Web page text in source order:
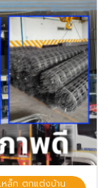
หล็ก ตกแต่งบ้าน